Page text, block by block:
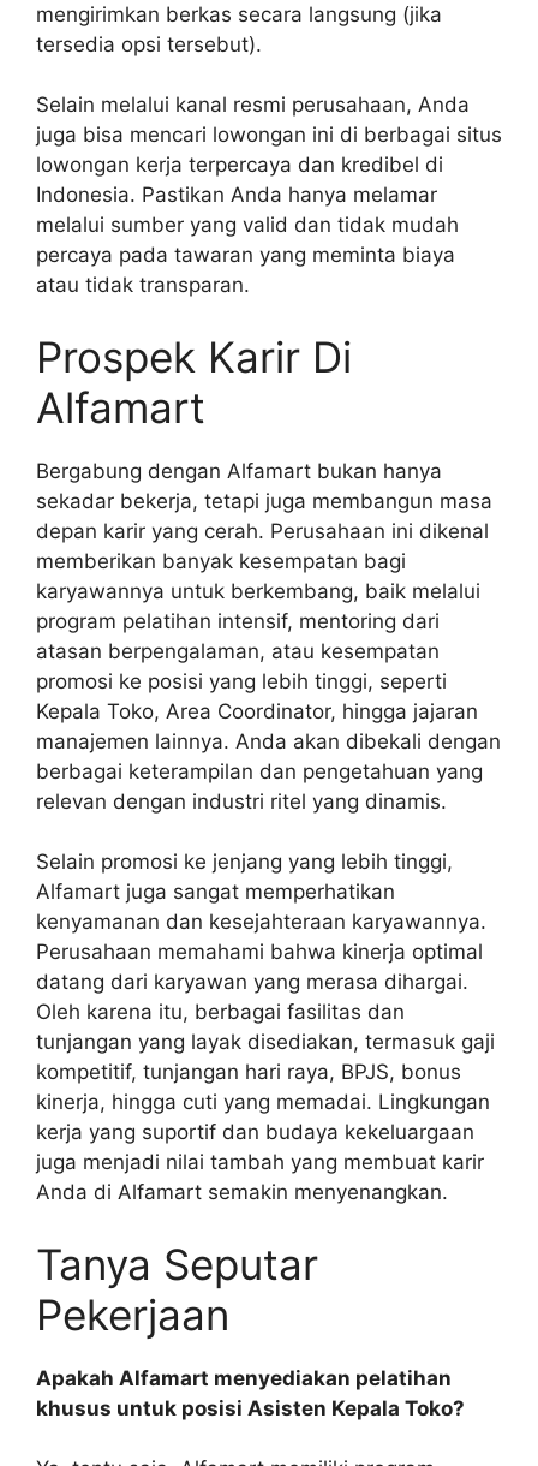
mengirimkan berkas secara langsung (jika
tersedia opsi tersebut).
Selain melalui kanal resmi perusahaan, Anda
juga bisa mencari lowongan ini di berbagai situs
lowongan kerja terpercaya dan kredibel di
Indonesia. Pastikan Anda hanya melamar
melalui sumber yang valid dan tidak mudah
percaya pada tawaran yang meminta biaya
atau tidak transparan.
Prospek Karir Di
Alfamart
Bergabung dengan Alfamart bukan hanya
sekadar bekerja, tetapi juga membangun masa
depan karir yang cerah. Perusahaan ini dikenal
memberikan banyak kesempatan bagi
karyawannya untuk berkembang, baik melalui
program pelatihan intensif, mentoring dari
atasan berpengalaman, atau kesempatan
promosi ke posisi yang lebih tinggi, seperti
Kepala Toko, Area Coordinator, hingga jajaran
manajemen lainnya. Anda akan dibekali dengan
berbagai keterampilan dan pengetahuan yang
relevan dengan industri ritel yang dinamis.
Selain promosi ke jenjang yang lebih tinggi,
Alfamart juga sangat memperhatikan
kenyamanan dan kesejahteraan karyawannya.
Perusahaan memahami bahwa kinerja optimal
datang dari karyawan yang merasa dihargai.
Oleh karena itu, berbagai fasilitas dan
tunjangan yang layak disediakan, termasuk gaji
kompetitif, tunjangan hari raya, BPJS, bonus
kinerja, hingga cuti yang memadai. Lingkungan
kerja yang suportif dan budaya kekeluargaan
juga menjadi nilai tambah yang membuat karir
Anda di Alfamart semakin menyenangkan.
Tanya Seputar
Pekerjaan
Apakah Alfamart menyediakan pelatihan
khusus untuk posisi Asisten Kepala Toko?